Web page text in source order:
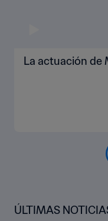
La actuación de
ÚLTIMAS